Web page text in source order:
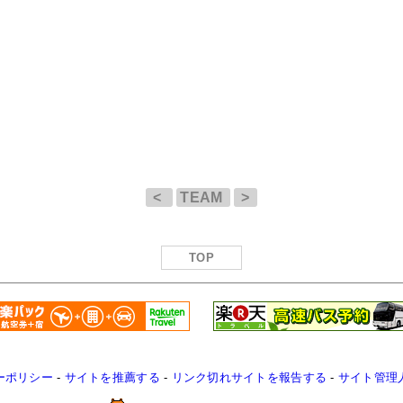
< TEAM >
TOP
ポリシー - サイトを推薦する - リンク切れサイトを報告する - サイト管理